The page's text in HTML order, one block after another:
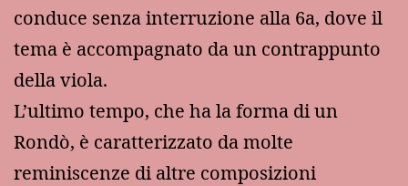
conduce senza interruzione alla 6a, dove il
tema è accompagnato da un contrappunto
della viola.
L’ultimo tempo, che ha la forma di un
Rondò, è caratterizzato da molte
reminiscenze di altre composizioni